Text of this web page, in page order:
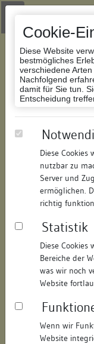
Cookie-
Diese Website
bestmögliches
verschiedene
Nachfolgend
damit für Sie tun.
Entscheidung
Diese
nutzbar zu
Server und
ermöglichen.
richtig
Statistik
Diese
Bereiche der
was wir noch
Website
Wenn wir
Website
Zur Navigation springen
Zum Inhalt der Website
Datenbank
158022080517
Datenbestand:
Objektdaten
Straße:
Hausnummer:
Postleitzahl:
Stadt-Teilort: